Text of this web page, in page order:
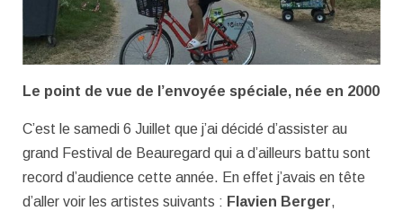
Le point de vue de l’envoyée spéciale, née en 2000
C’est le samedi 6 Juillet que j’ai décidé d’assister au
grand Festival de Beauregard qui a d’ailleurs battu sont
record d’audience cette année. En effet j’avais en tête
d’aller voir les artistes suivants : Flavien Berger,